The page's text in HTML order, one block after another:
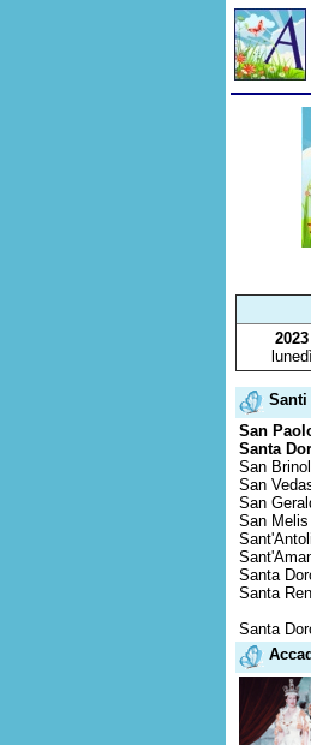
2023
lunedì
San
Santa
San
San
San
San
Santa
Santa
Santa